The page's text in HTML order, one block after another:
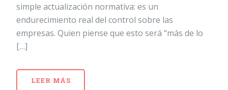
simple actualización normativa: es un
endurecimiento real del control sobre las
empresas. Quien piense que esto será “más de lo
[…]
LEER MÁS